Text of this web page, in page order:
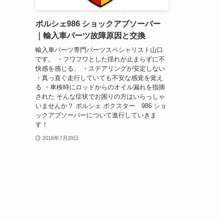
ポルシェ986 ショックアブソーバー
｜輸入車パーツ故障原因と交換
輸入車パーツ専門パーツスペシャリスト山口
です。 ・フワフワとした揺れが止まらずに不
快感を感じる、 ・ステアリングが安定しない
・真っ直ぐ走行していても不安な感覚を覚え
る ・車検時にロッドからのオイル漏れを指摘
された そんな症状でお困りの方はいらっしゃ
いませんか？ ポルシェ ボクスター 986 ショ
ックアブソーバーについて進行していきま
す！
2016年7月29日